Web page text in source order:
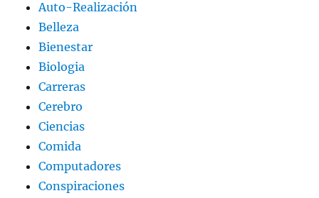
Auto-Realización
Belleza
Bienestar
Biologia
Carreras
Cerebro
Ciencias
Comida
Computadores
Conspiraciones